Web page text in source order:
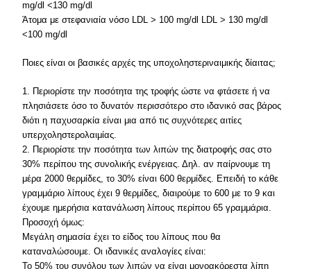
mg/dl <130 mg/dl
Άτομα με στεφανιαία νόσο LDL > 100 mg/dl LDL > 130 mg/dl
<100 mg/dl
Ποιες είναι οι βασικές αρχές της υποχοληστεριναιμικής δίαιτας;
1. Περιορίστε την ποσότητα της τροφής ώστε να φτάσετε ή να
πλησιάσετε όσο το δυνατόν περισσότερο στο ιδανικό σας βάρος
διότι η παχυσαρκία είναι μια από τις συχνότερες αιτίες
υπερχοληστερολαιμίας.
2. Περιορίστε την ποσότητα των λιπών της διατροφής σας στο
30% περίπου της συνολικής ενέργειας. Δηλ. αν παίρνουμε τη
μέρα 2000 θερμίδες, το 30% είναι 600 θερμίδες. Επειδή το κάθε
γραμμάριο λίπους έχει 9 θερμίδες, διαιρούμε το 600 με το 9 και
έχουμε ημερήσια κατανάλωση λίπους περίπου 65 γραμμάρια.
Προσοχή όμως:
Μεγάλη σημασία έχει το είδος του λίπους που θα
καταναλώσουμε. Οι ιδανικές αναλογίες είναι:
Το 50% του συνόλου των λιπών να είναι μονοακόρεστα λίπη